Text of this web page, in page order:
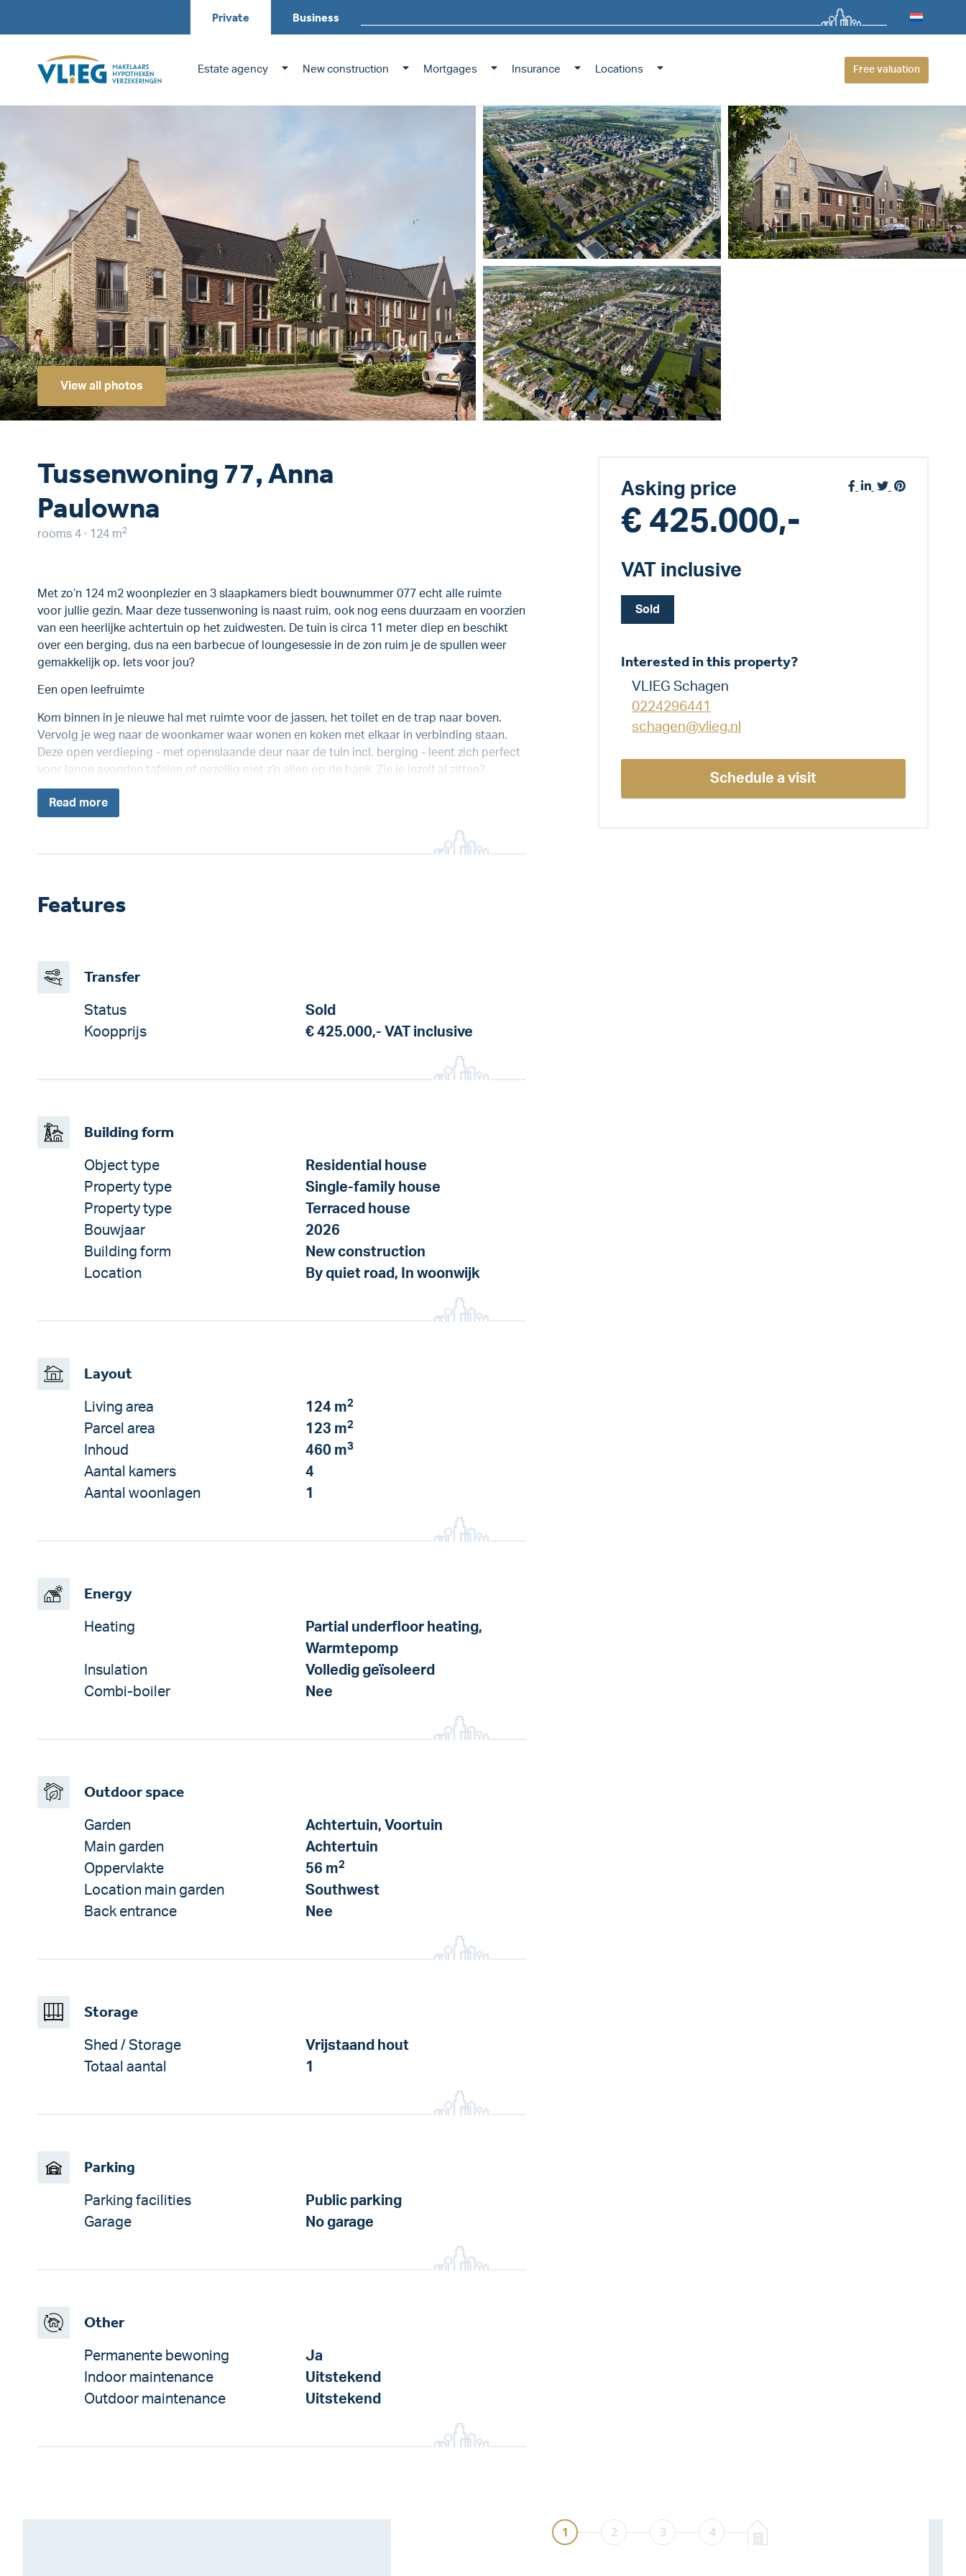
Private Business
Estate agency New construction Mortgages Insurance Locations Free valuation
View all photos
Tussenwoning 77, Anna
Paulowna
rooms 4 · 124 m2
Met zo’n 124 m2 woonplezier en 3 slaapkamers biedt bouwnummer 077 echt alle ruimte
voor jullie gezin. Maar deze tussenwoning is naast ruim, ook nog eens duurzaam en voorzien
van een heerlijke achtertuin op het zuidwesten. De tuin is circa 11 meter diep en beschikt
over een berging, dus na een barbecue of loungesessie in de zon ruim je de spullen weer
gemakkelijk op. Iets voor jou?
Een open leefruimte
Kom binnen in je nieuwe hal met ruimte voor de jassen, het toilet en de trap naar boven.
Vervolg je weg naar de woonkamer waar wonen en koken met elkaar in verbinding staan.
Deze open verdieping - met openslaande deur naar de tuin incl. berging - leent zich perfect
voor lange avonden tafelen of gezellig met z’n allen op de bank. Zie je jezelf al zitten?
Read more
Features
Transfer
Status
Sold
Koopprijs
€ 425.000,- VAT inclusive
Building form
Object type
Residential house
Property type
Single-family house
Property type
Terraced house
Bouwjaar
2026
Building form
New construction
Location
By quiet road, In woonwijk
Layout
Living area 124 m2
Parcel area 123 m2
Inhoud 460 m3
Aantal kamers
4
Aantal woonlagen
1
Energy
Heating
Partial underfloor heating,
Warmtepomp
Insulation
Volledig geïsoleerd
Combi-boiler
Nee
Outdoor space
Garden
Achtertuin, Voortuin
Main garden
Achtertuin
Oppervlakte
56 m2
Location main garden
Southwest
Back entrance
Nee
Storage
Shed / Storage
Vrijstaand hout
Totaal aantal
1
Parking
Parking facilities
Public parking
Garage
No garage
Other
Permanente bewoning
Ja
Indoor maintenance
Uitstekend
Outdoor maintenance
Uitstekend
Asking price
€ 425.000,-
VAT inclusive
Sold
Interested in this property?
VLIEG Schagen
0224296441
schagen@vlieg.nl
Schedule a visit